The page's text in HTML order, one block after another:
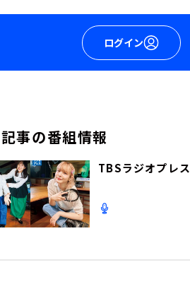
ログイン
事の番組情報
TBSラジオプレス